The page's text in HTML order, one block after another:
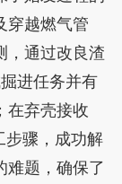
穿越燃气管
，通过改良渣
进任务并有
在弃壳接收
骤，成功解
难题，确保了